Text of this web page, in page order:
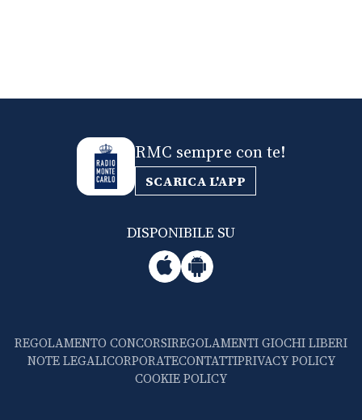
RMC sempre con te!
SCARICA L'APP
DISPONIBILE SU
REGOLAMENTO CONCORSIREGOLAMENTI GIOCHI LIBERI
NOTE LEGALICORPORATECONTATTIPRIVACY POLICY
COOKIE POLICY